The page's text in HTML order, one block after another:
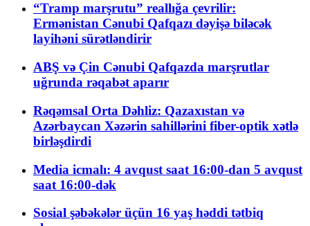
“Tramp marşrutu” reallığa çevrilir:
Ermənistan Cənubi Qafqazı dəyişə biləcək
layihəni sürətləndirir
ABŞ və Çin Cənubi Qafqazda marşrutlar
uğrunda rəqabət aparır
Rəqəmsal Orta Dəhliz: Qazaxıstan və
Azərbaycan Xəzərin sahillərini fiber-optik xətlə
birləşdirdi
Media icmalı: 4 avqust saat 16:00-dan 5 avqust
saat 16:00-dək
Sosial şəbəkələr üçün 16 yaş həddi tətbiq